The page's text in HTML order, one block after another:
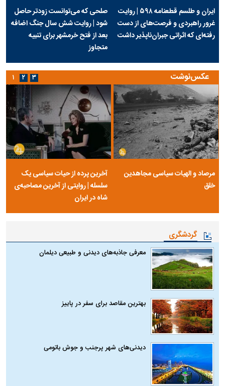
ایران و طلسم قطعنامه ۵۹۸ | روایت
غرور راهبردی و فرصت‌های از دست
رفته‌ای که اثراتی جبران‌ناپذیر داشت
صلحی که می‌توانست زودتر حاصل
شود | روایت شش سال جنگ اضافه
بعد از فتح خرمشهر برای تنبیه
متجاوز
عکس‌نوشت
مرصاد و الهیات سیاسی مجاهدین
خلق
آخرین پرده از حیات سیاسی یک
سلسله | روایتی از آخرین مصاحبه‌ی
شاه در ایران
۱ ۲ ۳
گردشگری
معرفی جاذبه‌های دیدنی و طبیعی دیلمان
بهترین مقاصد برای سفر در پاییز
دیدنی‌های شهر پرجنب و جوش باتومی